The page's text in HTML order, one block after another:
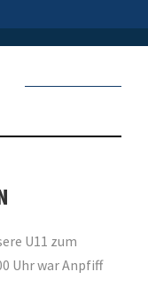
U11 zum
Uhr war Anpfiff